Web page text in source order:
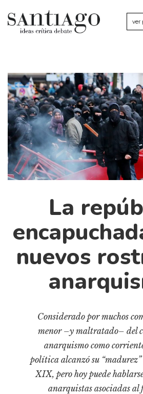
ver
Actualidad
Archivo Cenfoto-UDP
Arquetipos de situación
Artes visuales
Ciencia
Cine y televisión
Ciudad
Cultura
Diccionario portátil de la literatura
Documentos
Historia material de los libros
Lagunas mentales
La
nuevos
Considerado por muchos
menor –y maltratado– del
anarquismo como
política alcanzó su
XIX, pero hoy puede
anarquistas asociadas al